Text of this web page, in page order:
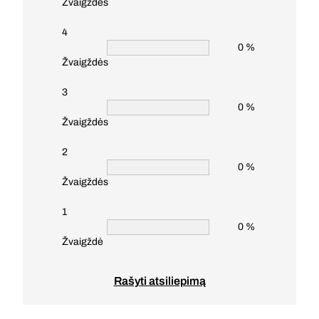
Žvaigždės
4
Žvaigždės
0 %
3
Žvaigždės
0 %
2
Žvaigždės
0 %
1
Žvaigždė
0 %
Rašyti atsiliepimą